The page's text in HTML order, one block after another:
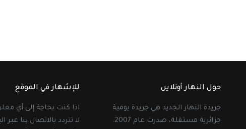
حول النهار أونلاين
جريدة النهار الجديد هي جريدة يومية
جزائرية مستقلة، صدرت عام 2007.
للإشهار في الموقع
اذا كنت بحاجة إلى أي
لا تتردد بالاتصال بنا عبر